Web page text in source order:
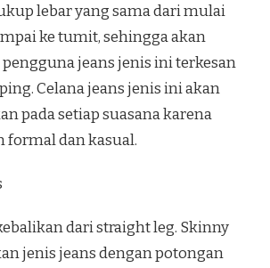
lebar yang sama dari mulai
ke tumit, sehingga akan
jeans jenis ini terkesan
Celana jeans jenis ini akan
pada setiap suasana karena
formal dan kasual.
dari straight leg. Skinny
jenis jeans dengan potongan